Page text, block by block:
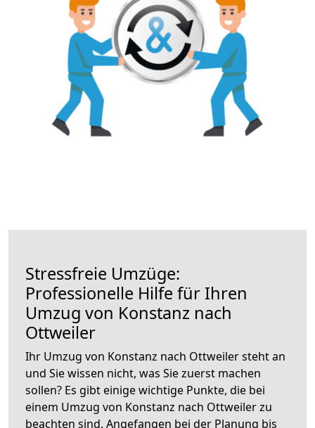
Stressfreie Umzüge:
Professionelle Hilfe für Ihren
Umzug von Konstanz nach
Ottweiler
Ihr Umzug von Konstanz nach Ottweiler steht an
und Sie wissen nicht, was Sie zuerst machen
sollen? Es gibt einige wichtige Punkte, die bei
einem Umzug von Konstanz nach Ottweiler zu
beachten sind. Angefangen bei der Planung bis